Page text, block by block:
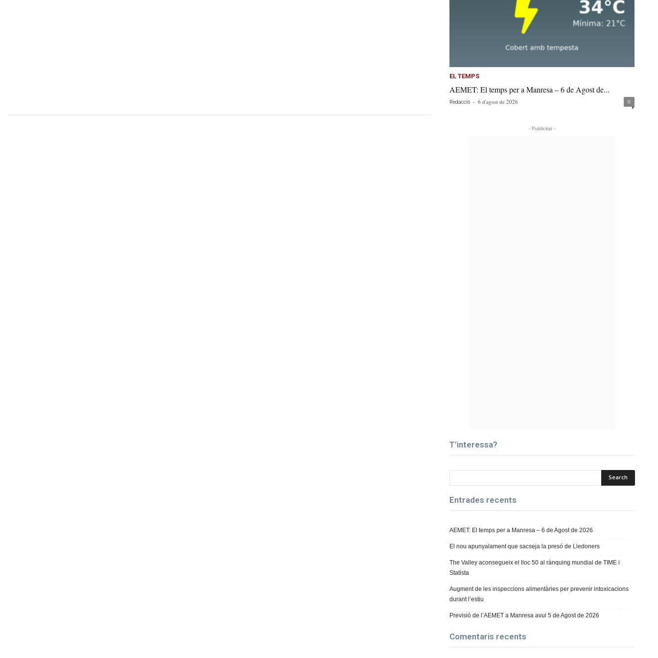
EL TEMPS
AEMET: El temps per a Manresa – 6 de Agost de...
Redacció - 6 d'agost de 2026 0
- Publicitat -
T’interessa?
Entrades recents
AEMET: El temps per a Manresa – 6 de Agost de 2026
El nou apunyalament que sacseja la presó de Lledoners
The Valley aconsegueix el lloc 50 al rànquing mundial de TIME i
Statista
Augment de les inspeccions alimentàries per prevenir intoxicacions
durant l’estiu
Previsió de l’AEMET a Manresa avui 5 de Agost de 2026
Comentaris recents